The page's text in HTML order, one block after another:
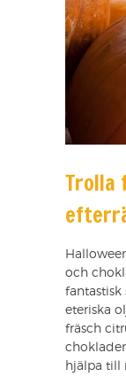
Trolla
och
fantastisk
eteriska
fräsch
hjälpa till